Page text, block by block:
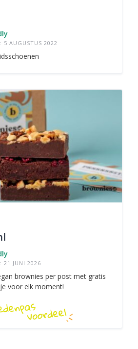
5 AUGUSTUS 2022
21 JUNI 2026
brownies per post met gratis
voor elk moment!